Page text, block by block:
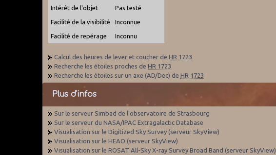
Intérêt de l'objet Pas testé
Facilité de la visibilité Inconnue
Facilité de repérage Inconnu
Calcul des heures de lever et coucher deHR 1723
Recherche les étoiles proches deHR 1723
Recherche les étoiles sur un axe (AD/Dec) deHR 1723
Plus d'infos
Sur le serveur Simbad de l'observatoire de Strasbourg
Sur le serveur du NASA/IPAC Extragalactic Database
Visualisation sur le Digitized Sky Survey (serveur SkyView)
Visualisation sur le HEAO (serveur SkyView)
Visualisation sur le ROSAT All-Sky X-ray Survey Broad Band (serveur SkyView)